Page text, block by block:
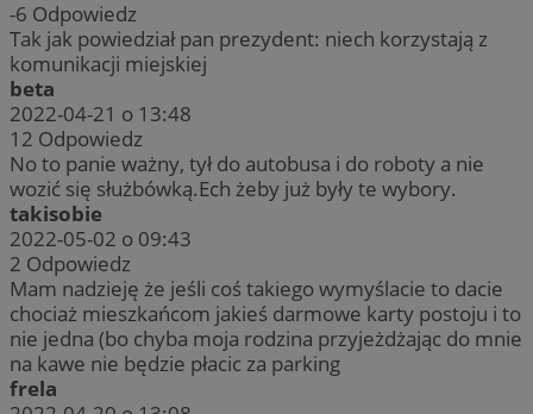
-6 Odpowiedz
Tak jak powiedział pan prezydent: niech korzystają z
komunikacji miejskiej
beta
2022-04-21 o 13:48
12 Odpowiedz
No to panie ważny, tył do autobusa i do roboty a nie
wozić się służbówką.Ech żeby już były te wybory.
takisobie
2022-05-02 o 09:43
2 Odpowiedz
Mam nadzieję że jeśli coś takiego wymyślacie to dacie
chociaż mieszkańcom jakieś darmowe karty postoju i to
nie jedna (bo chyba moja rodzina przyjeżdżając do mnie
na kawe nie będzie płacic za parking
frela